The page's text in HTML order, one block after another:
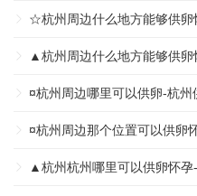
☆杭州周边什么地方能够供卵
▲杭州周边什么地方能够供卵
¤杭州周边哪里可以供卵-杭州
¤杭州周边那个位置可以供卵
▲杭州杭州哪里可以供卵怀孕